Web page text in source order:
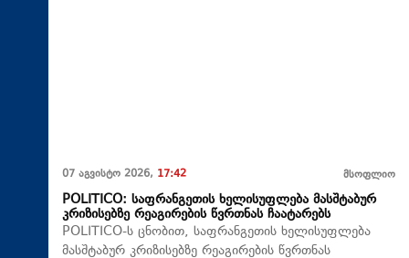
07 აგვისტო 2026, 17:42 მსოფლიო
POLITICO: საფრანგეთის ხელისუფლება მასშტაბურ
კრიზისებზე რეაგირების წვრთნას ჩაატარებს
POLITICO-ს ცნობით, საფრანგეთის ხელისუფლება
მასშტაბურ კრიზისებზე რეაგირების წვრთნას